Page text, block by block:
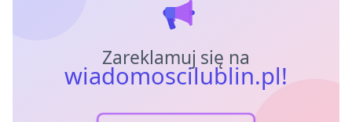
Zareklamuj się na
wiadomoscilublin.pl!